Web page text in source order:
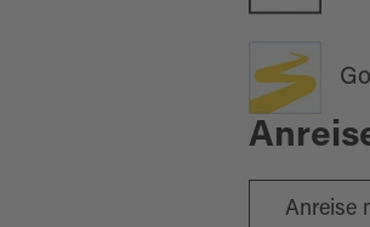
Anreise